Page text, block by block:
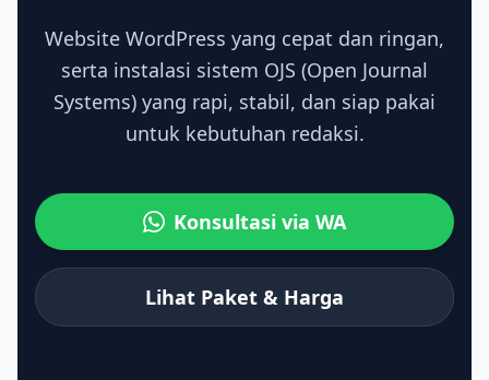
Website WordPress yang cepat dan ringan,
serta instalasi sistem OJS (Open Journal
Systems) yang rapi, stabil, dan siap pakai
untuk kebutuhan redaksi.
Konsultasi via WA
Lihat Paket & Harga